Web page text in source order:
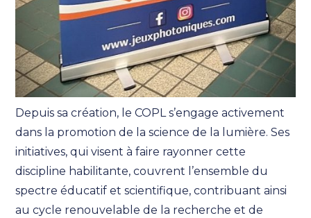
Depuis sa création, le COPL s’engage activement
dans la promotion de la science de la lumière. Ses
initiatives, qui visent à faire rayonner cette
discipline habilitante, couvrent l’ensemble du
spectre éducatif et scientifique, contribuant ainsi
au cycle renouvelable de la recherche et de